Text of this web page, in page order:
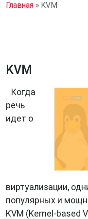
Главная » KVM
KVM
Когда
речь
идет о
виртуализации,
популярных и
KVM (Kernel-based